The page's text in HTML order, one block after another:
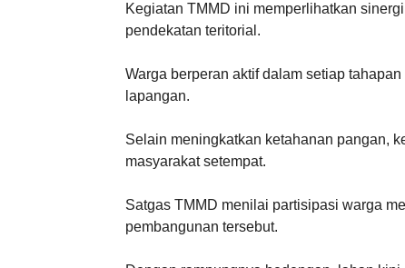
Kegiatan TMMD ini memperlihatkan
pendekatan teritorial.
Warga berperan aktif dalam setiap
lapangan.
Selain meningkatkan ketahanan pangan,
masyarakat setempat.
Satgas TMMD menilai partisipasi warga
pembangunan tersebut.